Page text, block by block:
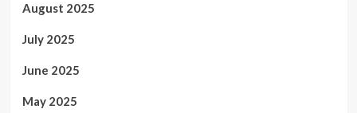
August 2025
July 2025
June 2025
May 2025